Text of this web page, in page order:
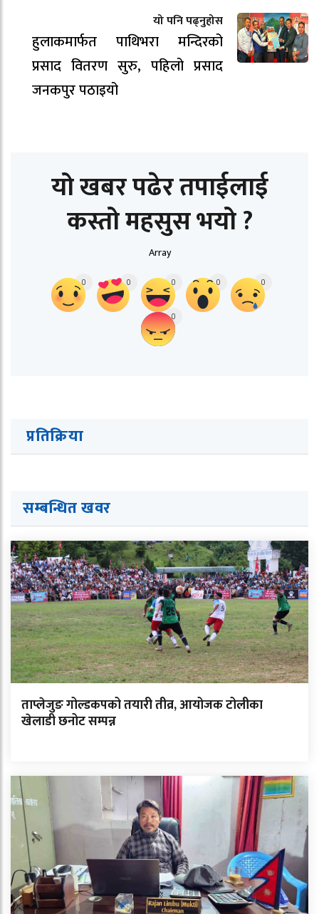
यो पनि पढ्नुहोस
हुलाकमार्फत पाथिभरा मन्दिरको
प्रसाद वितरण सुरु, पहिलो प्रसाद
जनकपुर पठाइयो
यो खबर पढेर तपाईलाई
कस्तो महसुस भयो ?
Array
0 0 0 0 0
0
प्रतिक्रिया
सम्बन्धित खवर
ताप्लेजुङ गोल्डकपको तयारी तीव्र, आयोजक टोलीका
खेलाडी छनोट सम्पन्न